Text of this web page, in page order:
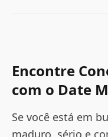
Encontre
com o Date
Se você está em
maduro, sério e